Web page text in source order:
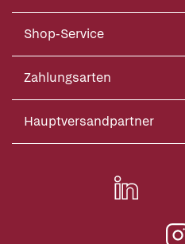
Shop-Service
Zahlungsarten
Hauptversandpartner